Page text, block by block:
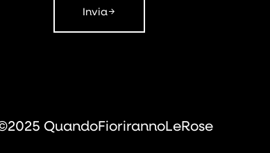
Invia
QuandoFiorirannoLeRose